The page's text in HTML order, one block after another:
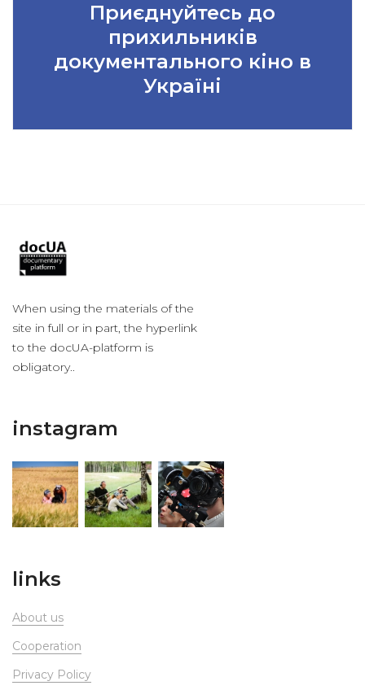
Приєднуйтесь до
прихильників
документального кіно в
Україні
When using the materials of the
site in full or in part, the hyperlink
to the docUA-platform is
obligatory..
instagram
links
About us
Сooperation
Privacy Policy